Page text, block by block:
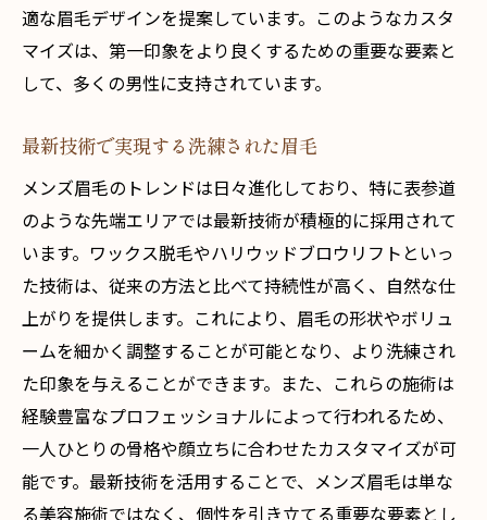
メンズ眉毛のトレンドを先取り！表参道での施
術体験
表参道で流行の眉毛スタイル一覧
サロンでの施術予約の流れ
施術前の準備と注意点
アフターケアで持続する美しさ
次世代眉毛スタイルへの期待
表参道駅周辺で人気のメンズ眉毛スタイルの選
び方
顔型別のおすすめ眉毛スタイル
個性を際立たせるデザイン選び
サロン選びの基準とチェックポイント
施術前に知っておきたいこと
適な眉毛デザインを提案しています。このようなカスタ
マイズは、第一印象をより良くするための重要な要素と
して、多くの男性に支持されています。
最新技術で実現する洗練された眉毛
メンズ眉毛のトレンドは日々進化しており、特に表参道
のような先端エリアでは最新技術が積極的に採用されて
います。ワックス脱毛やハリウッドブロウリフトといっ
た技術は、従来の方法と比べて持続性が高く、自然な仕
上がりを提供します。これにより、眉毛の形状やボリュ
ームを細かく調整することが可能となり、より洗練され
た印象を与えることができます。また、これらの施術は
経験豊富なプロフェッショナルによって行われるため、
一人ひとりの骨格や顔立ちに合わせたカスタマイズが可
能です。最新技術を活用することで、メンズ眉毛は単な
る美容施術ではなく、個性を引き立てる重要な要素とし